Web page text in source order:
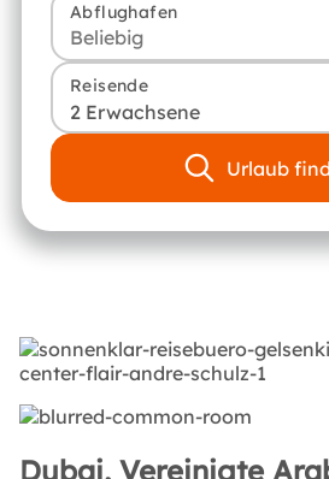
Abflughafen
Reisende
2 Erwachsene
Urlaub
Dubai, Vereinigte